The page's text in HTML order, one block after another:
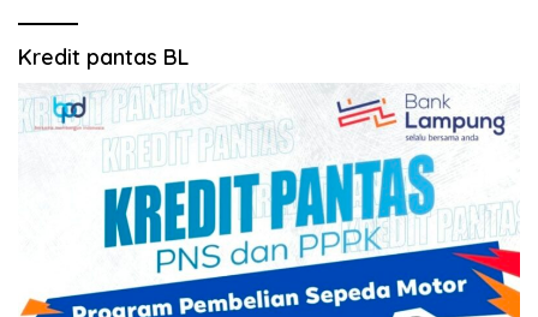
Kredit pantas BL